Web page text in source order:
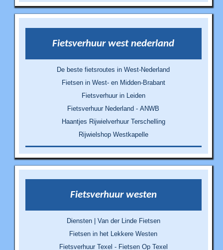
Fietsverhuur west nederland
De beste fietsroutes in West-Nederland
Fietsen in West- en Midden-Brabant
Fietsverhuur in Leiden
Fietsverhuur Nederland - ANWB
Haantjes Rijwielverhuur Terschelling
Rijwielshop Westkapelle
Fietsverhuur westen
Diensten | Van der Linde Fietsen
Fietsen in het Lekkere Westen
Fietsverhuur Texel - Fietsen Op Texel